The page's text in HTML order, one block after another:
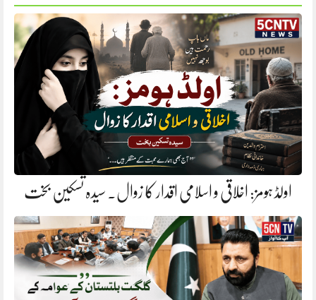
اولڈ ہومز: اخلاقی و اسلامی اقدار کا زوال. سیدہ تسکین بخت